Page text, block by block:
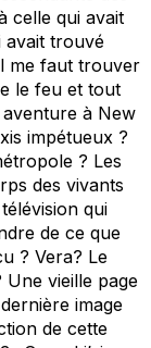
celle qui avait
avait trouvé
me faut trouver
le feu et tout
à New
impétueux ?
? Les
des vivants
qui
de ce que
? Vera? Le
Une vieille page
image
de cette